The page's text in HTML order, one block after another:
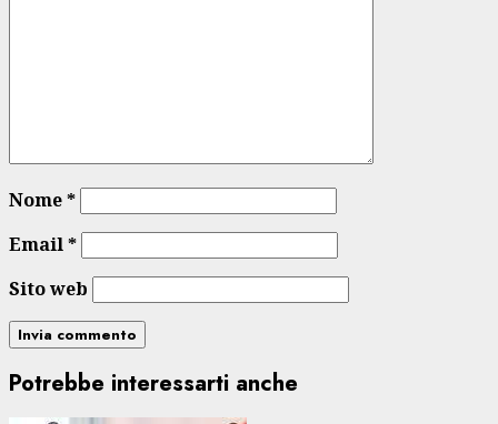
Nome*
Email*
Sito web
Potrebbe interessarti anche